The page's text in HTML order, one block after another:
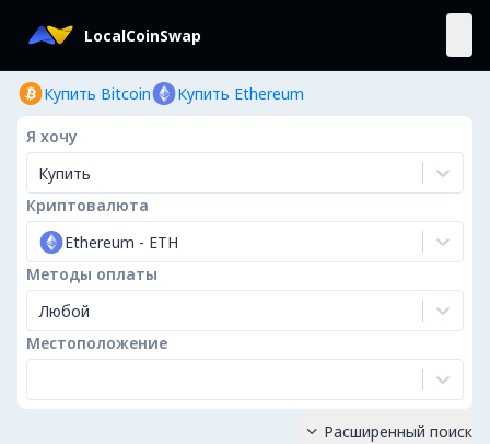
LocalCoinSwap
Купить Bitcoin Купить Ethereum
Я хочу
Купить
Криптовалюта
Ethereum - ETH
Методы оплаты
Любой
Местоположение
 Расширенный поиск